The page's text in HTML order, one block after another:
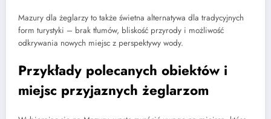
Mazury dla żeglarzy to także świetna alternatywa dla tradycyjnych
form turystyki – brak tłumów, bliskość przyrody i możliwość
odkrywania nowych miejsc z perspektywy wody.
Przykłady polecanych obiektów i
miejsc przyjaznych żeglarzom